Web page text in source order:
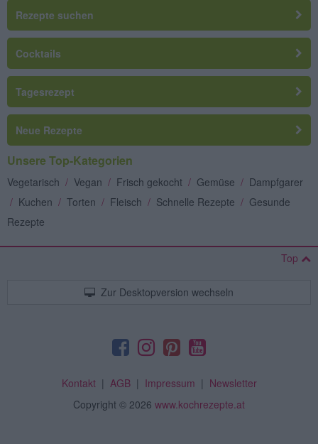
Rezepte suchen
Cocktails
Tagesrezept
Neue Rezepte
Unsere Top-Kategorien
Vegetarisch / Vegan / Frisch gekocht / Gemüse / Dampfgarer
/ Kuchen / Torten / Fleisch / Schnelle Rezepte / Gesunde
Rezepte
Top
Zur Desktopversion wechseln
Kontakt| AGB| Impressum | Newsletter
Copyright © 2026 www.kochrezepte.at